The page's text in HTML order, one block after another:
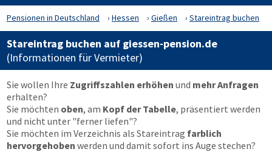
Pensionen in Deutschland Hessen Gießen Stareintrag buchen
Stareintrag buchen auf giessen-pension.de
(Informationen für Vermieter)
Sie wollen Ihre Zugriffszahlen erhöhen und mehr Anfragen
erhalten?
Sie möchten oben, am Kopf der Tabelle, präsentiert werden
und nicht unter "ferner liefen"?
Sie möchten im Verzeichnis als Stareintrag farblich
hervorgehoben werden und damit sofort ins Auge stechen?